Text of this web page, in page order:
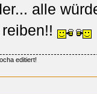
alle
editiert!